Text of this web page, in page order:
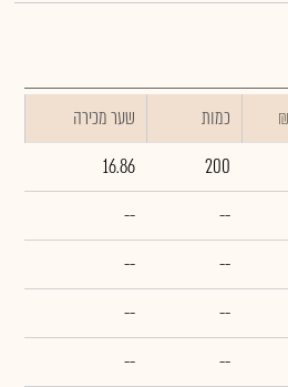
כמות
שער מכירה
200
16.86
--
--
--
--
--
--
--
--